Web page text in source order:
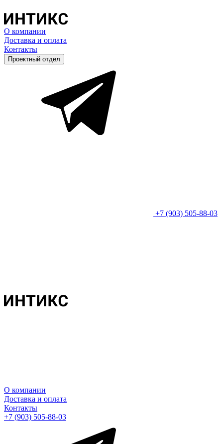
О компании
Доставка и оплата
Контакты
Проектный отдел
+7 (903) 505-88-03
О компании
Доставка и оплата
Контакты
+7 (903) 505-88-03